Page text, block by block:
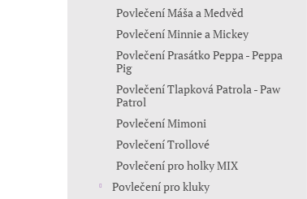
Povlečení Máša a Medvěd
Povlečení Minnie a Mickey
Povlečení Prasátko Peppa - Peppa
Pig
Povlečení Tlapková Patrola - Paw
Patrol
Povlečení Mimoni
Povlečení Trollové
Povlečení pro holky MIX
Povlečení pro kluky